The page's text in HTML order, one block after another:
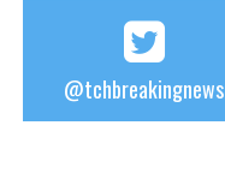
@tchbreakingnews